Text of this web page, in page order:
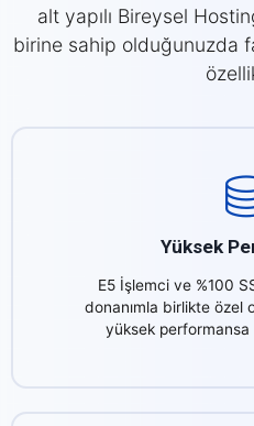
alt yapılı Bireysel
birine sahip olduğunuzda
Yüksek
E5 İşlemci ve %100
donanımla birlikte özel
yüksek performansa